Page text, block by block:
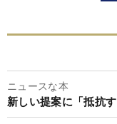
ニュースな本
新しい提案に「抵抗